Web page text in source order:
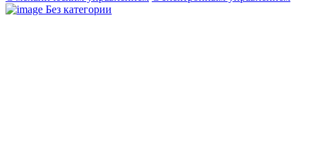
Без категории